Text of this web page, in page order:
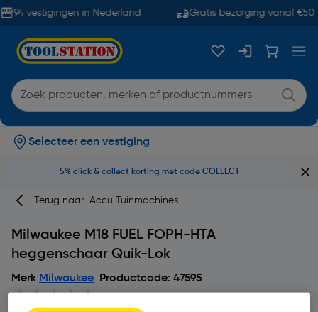
94 vestigingen in Nederland Gratis bezorging vanaf €50
Selecteer een vestiging
5% click & collect korting met code COLLECT
Terug naar Accu Tuinmachines
Milwaukee M18 FUEL FOPH-HTA
heggenschaar Quik-Lok
Merk Milwaukee Productcode: 47595